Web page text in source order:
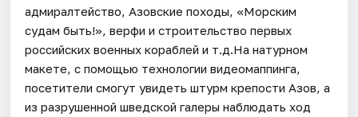
адмиралтейство, Азовские походы, «Морским
судам быть!», верфи и строительство первых
российских военных кораблей и т.д.На натурном
макете, с помощью технологии видеомаппинга,
посетители смогут увидеть штурм крепости Азов, а
из разрушенной шведской галеры наблюдать ход